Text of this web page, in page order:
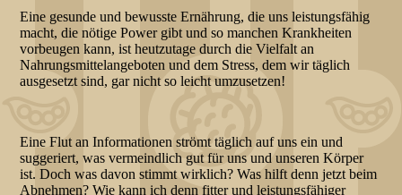
Eine gesunde und bewusste Ernährung, die uns leistungsfähig
macht, die nötige Power gibt und so manchen Krankheiten
vorbeugen kann, ist heutzutage durch die Vielfalt an
Nahrungsmittelangeboten und dem Stress, dem wir täglich
ausgesetzt sind, gar nicht so leicht umzusetzen!
Eine Flut an Informationen strömt täglich auf uns ein und
suggeriert, was vermeindlich gut für uns und unseren Körper
ist. Doch was davon stimmt wirklich? Was hilft denn jetzt beim
Abnehmen? Wie kann ich denn fitter und leistungsfähiger